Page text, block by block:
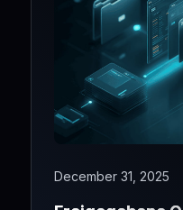
December 31, 2025